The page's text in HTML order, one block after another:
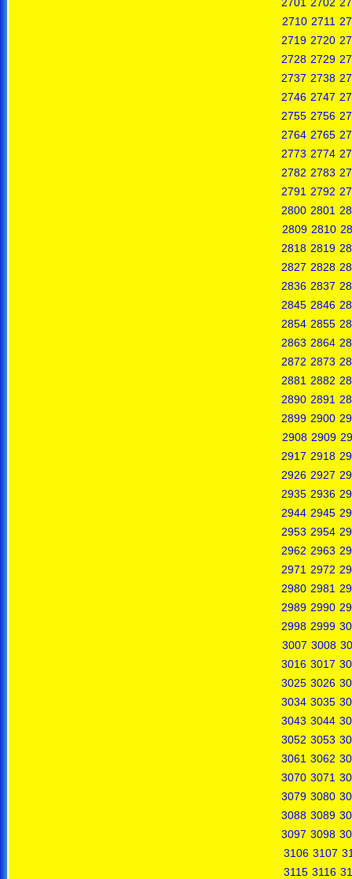
2710 2711
2719 2720
2728 2729
2737 2738
2746 2747
2755 2756
2764 2765
2773 2774
2782 2783
2791 2792
2800 2801
2809 2810
2818 2819
2827 2828
2836 2837
2845 2846
2854 2855
2863 2864
2872 2873
2881 2882
2890 2891
2899 2900
2908 2909
2917 2918
2926 2927
2935 2936
2944 2945
2953 2954
2962 2963
2971 2972
2980 2981
2989 2990
2998 2999
3007 3008
3016 3017
3025 3026
3034 3035
3043 3044
3052 3053
3061 3062
3070 3071
3079 3080
3088 3089
3097 3098
3106 3107
3115 3116